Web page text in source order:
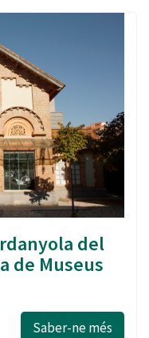
del
de Museus
Saber-ne més